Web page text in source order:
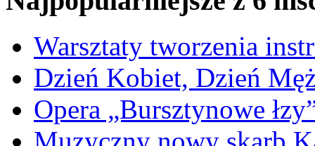
Warsztaty tworzenia
Dzień Kobiet, Dzień
Opera „Bursztynowe